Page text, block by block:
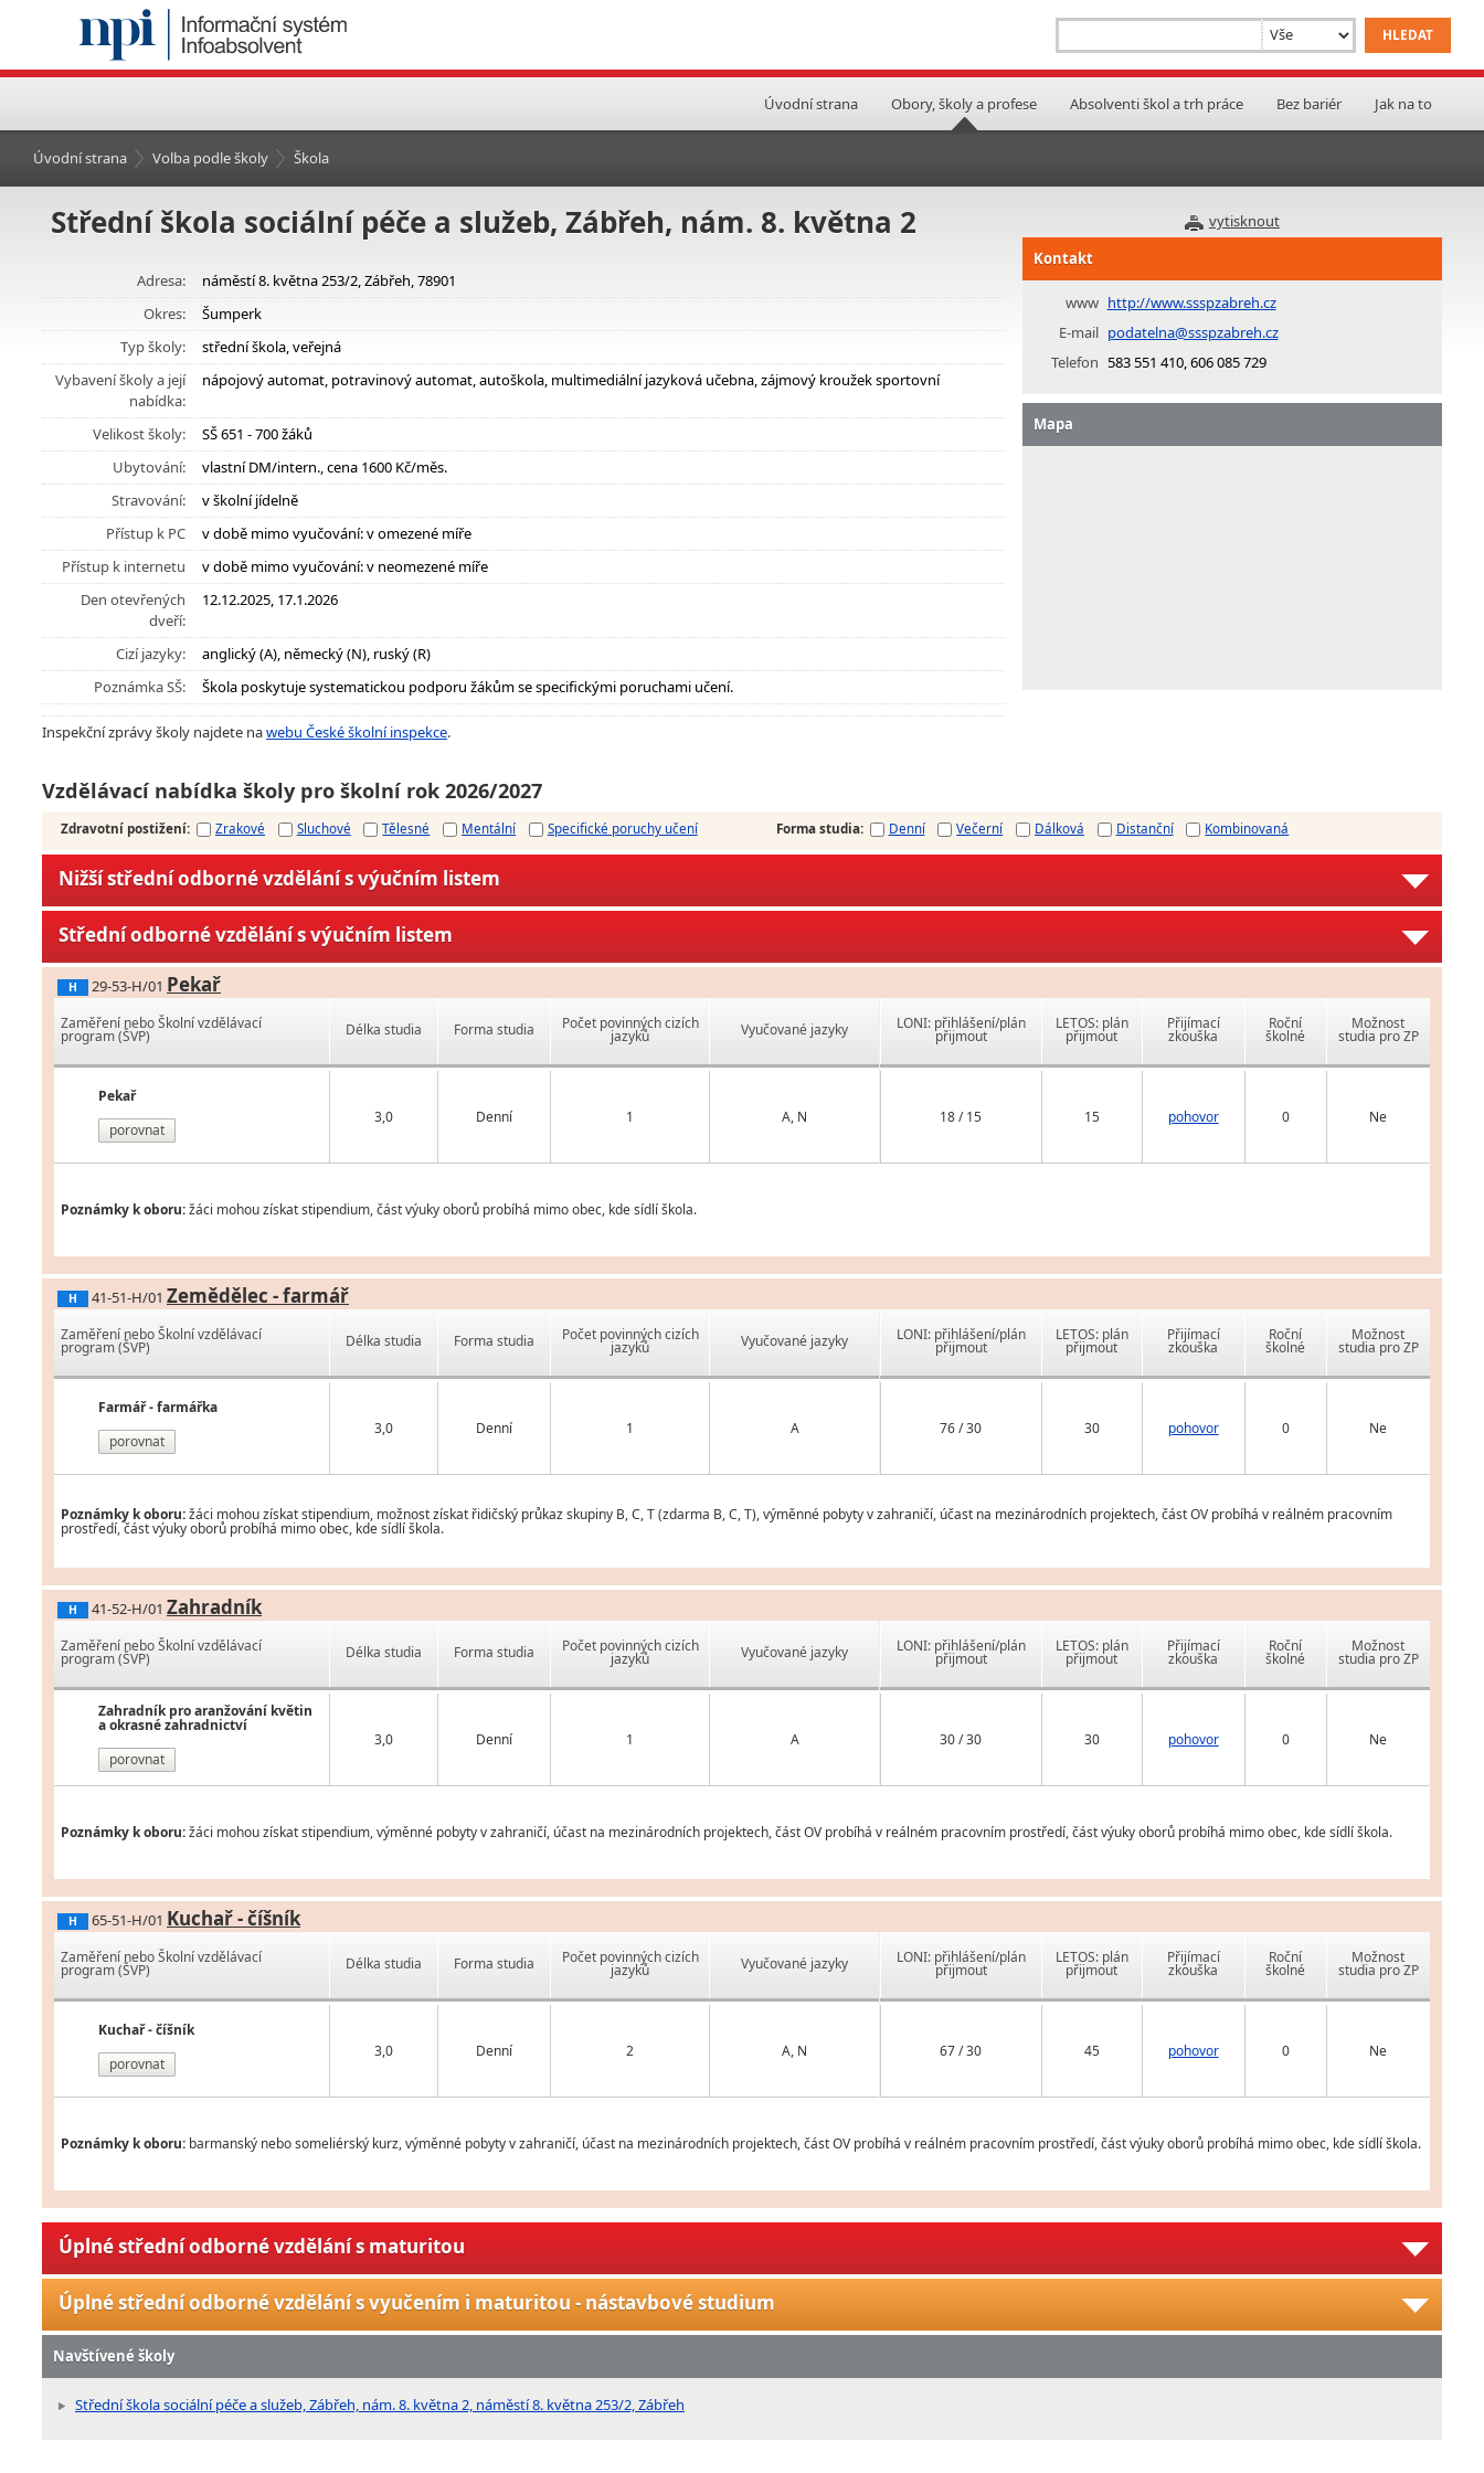
Úvodní strana Obory, školy a profese Absolventi škol a trh práce Bez bariér Jak na to
Úvodní strana Volba podle školy Škola
vytisknout
Střední škola sociální péče a služeb, Zábřeh, nám. 8. května 2
Adresa:
náměstí 8. května 253/2, Zábřeh, 78901
Okres:
Šumperk
Typ školy:
střední škola, veřejná
Vybavení školy a její
nabídka:
nápojový automat, potravinový automat, autoškola, multimediální jazyková učebna, zájmový kroužek sportovní
Velikost školy:
SŠ 651 - 700 žáků
Ubytování:
vlastní DM/intern., cena 1600 Kč/měs.
Stravování:
v školní jídelně
Přístup k PC
v době mimo vyučování: v omezené míře
Přístup k internetu
v době mimo vyučování: v neomezené míře
Den otevřených
dveří:
12.12.2025, 17.1.2026
Cizí jazyky:
anglický (A), německý (N), ruský (R)
Poznámka SŠ:
Škola poskytuje systematickou podporu žákům se specifickými poruchami učení.
Inspekční zprávy školy najdete nawebu České školní inspekce.
Kontakt
www http://www.ssspzabreh.cz
E-mail podatelna@ssspzabreh.cz
Telefon 583 551 410, 606 085 729
Mapa
Vzdělávací nabídka školy pro školní rok 2026/2027
Zdravotní postižení: Zrakové Sluchové Tělesné Mentální Specifické poruchy učení Forma studia: Denní Večerní Dálková Distanční Kombinovaná
Nižší střední odborné vzdělání s výučním listem
Střední odborné vzdělání s výučním listem
H 29-53-H/01 Pekař
Zaměření nebo Školní vzdělávací
program (ŠVP)
Pekař
porovnat
Délka studia Forma studia Počet povinných cizích
jazyků Vyučované jazyky
3,0 Denní 1 A, N
LONI: přihlášení/plán
přijmout
LETOS: plán
přijmout
Přijímací
zkouška
Roční
školné
Možnost
studia pro ZP
18 / 15 15 pohovor 0 Ne
Poznámky k oboru:žáci mohou získat stipendium, část výuky oborů probíhá mimo obec, kde sídlí škola.
H 41-51-H/01 Zemědělec - farmář
Zaměření nebo Školní vzdělávací
program (ŠVP)
Farmář - farmářka
porovnat
Délka studia Forma studia Počet povinných cizích
jazyků Vyučované jazyky
3,0 Denní 1 A
LONI: přihlášení/plán
přijmout
LETOS: plán
přijmout
Přijímací
zkouška
Roční
školné
Možnost
studia pro ZP
76 / 30 30 pohovor 0 Ne
Poznámky k oboru:žáci mohou získat stipendium, možnost získat řidičský průkaz skupiny B, C, T (zdarma B, C, T), výměnné pobyty v zahraničí, účast na mezinárodních projektech, část OV probíhá v reálném pracovním
prostředí, část výuky oborů probíhá mimo obec, kde sídlí škola.
H 41-52-H/01 Zahradník
Zaměření nebo Školní vzdělávací
program (ŠVP)
Zahradník pro aranžování květin
a okrasné zahradnictví
porovnat
Délka studia Forma studia Počet povinných cizích
jazyků Vyučované jazyky
3,0 Denní 1 A
LONI: přihlášení/plán
přijmout
LETOS: plán
přijmout
Přijímací
zkouška
Roční
školné
Možnost
studia pro ZP
30 / 30 30 pohovor 0 Ne
Poznámky k oboru:žáci mohou získat stipendium, výměnné pobyty v zahraničí, účast na mezinárodních projektech, část OV probíhá v reálném pracovním prostředí, část výuky oborů probíhá mimo obec, kde sídlí škola.
H 65-51-H/01 Kuchař - číšník
Zaměření nebo Školní vzdělávací
program (ŠVP)
Kuchař - číšník
porovnat
Délka studia Forma studia Počet povinných cizích
jazyků Vyučované jazyky
3,0 Denní 2 A, N
LONI: přihlášení/plán
přijmout
LETOS: plán
přijmout
Přijímací
zkouška
Roční
školné
Možnost
studia pro ZP
67 / 30 45 pohovor 0 Ne
Poznámky k oboru: barmanský nebo someliérský kurz, výměnné pobyty v zahraničí, účast na mezinárodních projektech, část OV probíhá v reálném pracovním prostředí, část výuky oborů probíhá mimo obec, kde sídlí škola.
Úplné střední odborné vzdělání s maturitou
Úplné střední odborné vzdělání s vyučením i maturitou - nástavbové studium
Navštívené školy
Střední škola sociální péče a služeb, Zábřeh, nám. 8. května 2, náměstí 8. května 253/2, Zábřeh